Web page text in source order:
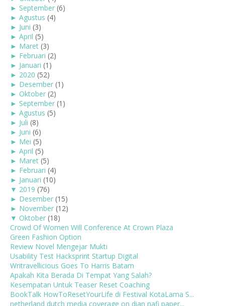
► September (6)
► Agustus (4)
► Juni (3)
► April (5)
► Maret (3)
► Februari (2)
► Januari (1)
► 2020 (52)
► Desember (1)
► Oktober (2)
► September (1)
► Agustus (5)
► Juli (8)
► Juni (6)
► Mei (5)
► April (5)
► Maret (5)
► Februari (4)
► Januari (10)
▼ 2019 (76)
► Desember (15)
► November (12)
▼ Oktober (18)
Crowd Of Women Will Conference At Crown Plaza
Green Fashion Option
Review Novel Mengejar Mukti
Usability Test Hacksprint Startup Digital
Writravellicious Goes To Harris Batam
Apakah Kita Berada Di Tempat Yang Salah?
Kesempatan Untuk Teaser Reset Coaching
BookTalk HowToResetYourLife di Festival KotaLama S...
netherland dutch media coverage on dian nafi paper...